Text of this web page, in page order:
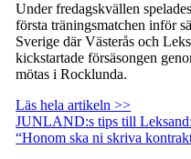
Under fredagskvällen
första träningsmatchen inför
Sverige där Västerås och
kickstartade försäsongen
mötas i Rocklunda.
Läs hela artikeln >>
JUNLAND:s tips till Leksand:
“Honom ska ni skriva